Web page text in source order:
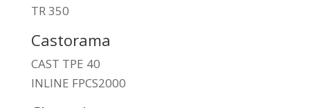
TR 350
Castorama
CAST TPE 40
INLINE FPCS2000